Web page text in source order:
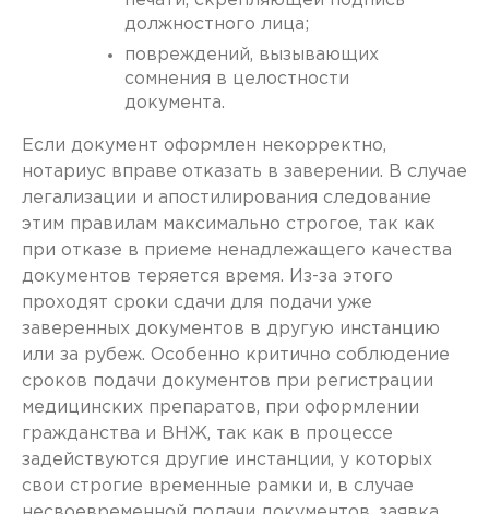
должностного лица;
повреждений, вызывающих
сомнения в целостности
документа.
Если документ оформлен некорректно,
нотариус вправе отказать в заверении. В случае
легализации и апостилирования следование
этим правилам максимально строгое, так как
при отказе в приеме ненадлежащего качества
документов теряется время. Из-за этого
проходят сроки сдачи для подачи уже
заверенных документов в другую инстанцию
или за рубеж. Особенно критично соблюдение
сроков подачи документов при регистрации
медицинских препаратов, при оформлении
гражданства и ВНЖ, так как в процессе
задействуются другие инстанции, у которых
свои строгие временные рамки и, в случае